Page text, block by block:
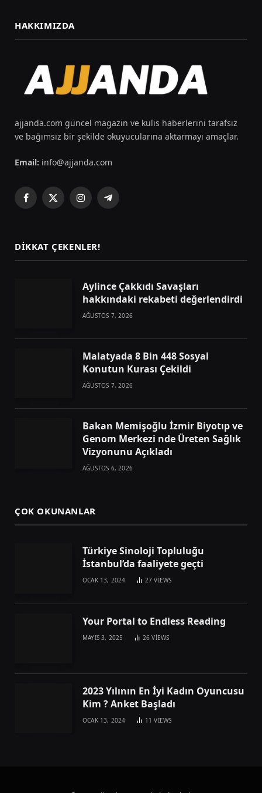
HAKKIMIZDA
ajjanda.com güncel magazin ve kulis haberlerini tarafsız
ve bağımsız bir şekilde okuyucularına aktarmayı amaçlar.
Email: info@ajjanda.com
Facebook
X
InstagramTelegram
DIKKAT ÇEKENLER!
Aylince Çakkıdı Savaşları
hakkındaki rekabeti değerlendirdi
AĞUSTOS 7, 2026
Malatyada 8 Bin 448 Sosyal
Konutun Kurası Çekildi
AĞUSTOS 7, 2026
Bakan Memişoğlu İzmir Biyotıp ve
Genom Merkezi nde Üreten Sağlık
Vizyonunu Açıkladı
AĞUSTOS 6, 2026
ÇOK OKUNANLAR
Türkiye Sinoloji Topluluğu
İstanbul’da faaliyete geçti
OCAK 13, 2024 27VIEWS
Your Portal to Endless Reading
MAYIS 3, 2025 26VIEWS
2023 Yılının En İyi Kadın Oyuncusu
Kim ? Anket Başladı
OCAK 13, 2024 11VIEWS